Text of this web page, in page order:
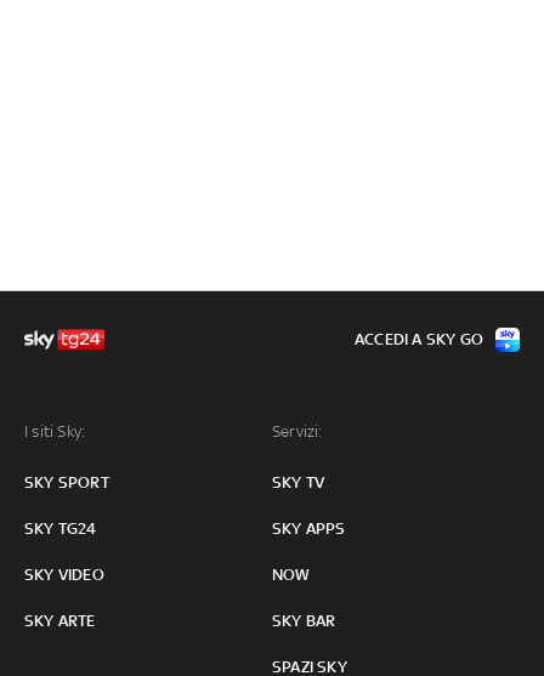
I siti Sky:
SKY SPORT
SKY TG24
SKY VIDEO
SKY ARTE
Servizi:
SKY TV
SKY APPS
NOW
SKY BAR
SPAZI SKY
ACCEDI A SKY GO